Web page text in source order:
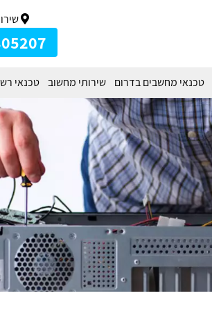
טכנאי מחשבים בדרום שירותי מחשוב טכנאי